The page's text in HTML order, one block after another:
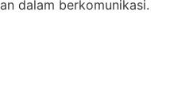
dalam berkomunikasi.